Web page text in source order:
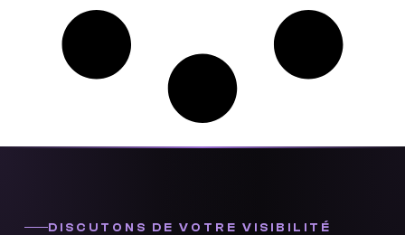
DISCUTONS DE VOTRE VISIBILITÉ